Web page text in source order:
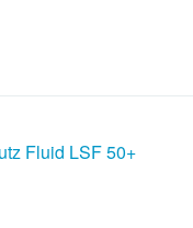
Fluid LSF 50+